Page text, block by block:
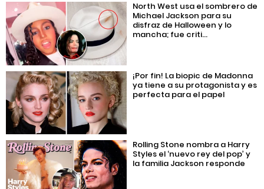
North West usa el sombrero de
Michael Jackson para su
disfraz de Halloween y lo
mancha; fue criti...
¡Por fin! La biopic de Madonna
ya tiene a su protagonista y es
perfecta para el papel
Rolling Stone nombra a Harry
Styles el ‘nuevo rey del pop’ y
la familia Jackson responde